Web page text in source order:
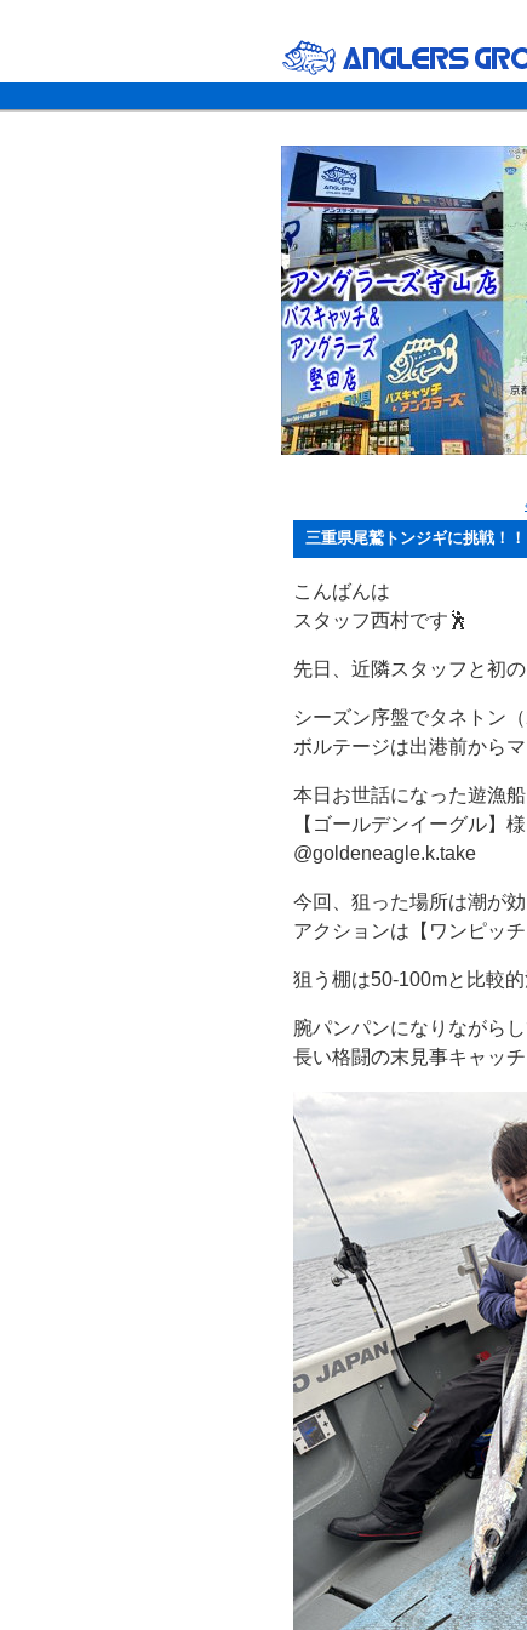
三重県尾鷲トンジギに挑戦！
こんばんは
スタッフ西村です🕺
先日、近隣スタッフと初
シーズン序盤でタネトン
ボルテージは出港前から
本日お世話になった遊漁
【ゴールデンイーグル】
@goldeneagle.k.take
今回、狙った場所は潮が
アクションは【ワンピッチ
狙う棚は50-100mと比較
腕パンパンになりながら
長い格闘の末見事キャッ